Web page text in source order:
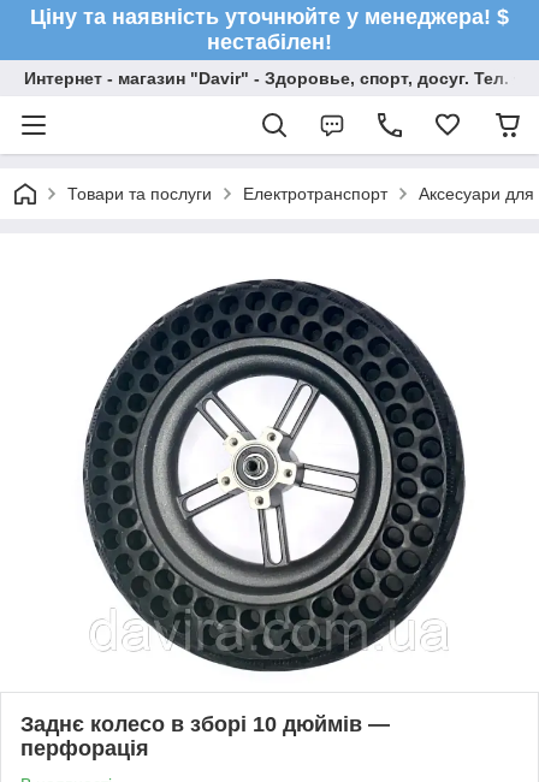
Ціну та наявність уточнюйте у менеджера! $
нестабілен!
Интернет - магазин "Davir" - Здоровье, спорт, досуг. Тел.
Товари та послуги Електротранспорт Аксесуари для
Заднє колесо в зборі 10 дюймів —
перфорація